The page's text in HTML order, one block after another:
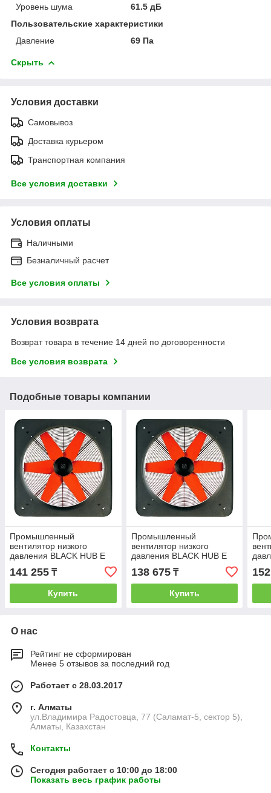
Уровень шума
61.5 дБ
Пользовательские характеристики
Давление
69 Па
Скрыть
Условия доставки
Самовывоз
Доставка курьером
Транспортная компания
Все условия доставки
Условия оплаты
Наличными
Безналичный расчет
Все условия оплаты
Условия возврата
Возврат товара в течение 14 дней по договоренности
Все условия возврата
Подобные товары компании
Промышленный
вентилятор низкого
давления BLACK HUB E
141 255 ₸
Купить
Промышленный
вентилятор низкого
давления BLACK HUB E
138 675₸
Купить
О нас
Рейтинг не сформирован
Менее 5 отзывов за последний год
Работает с 28.03.2017
г. Алматы
ул.Владимира Радостовца, 77 (Саламат-5, сектор 5),
Алматы, Казахстан
Контакты
Сегодня работает с 10:00 до 18:00
Показать весь график работы